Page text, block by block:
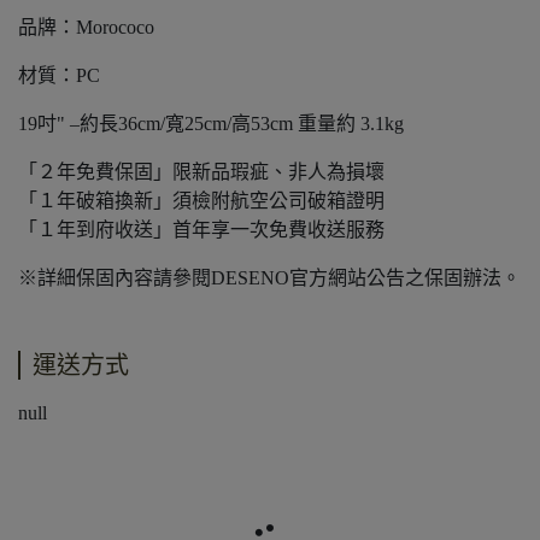
品牌：Morococo
材質：PC
19吋" –約長36cm/寬25cm/高53cm 重量約 3.1kg
「２年免費保固」限新品瑕疵、非人為損壞
「１年破箱換新」須檢附航空公司破箱證明
「１年到府收送」首年享一次免費收送服務
※詳細保固內容請參閱DESENO官方網站公告之保固辦法。
運送方式
null